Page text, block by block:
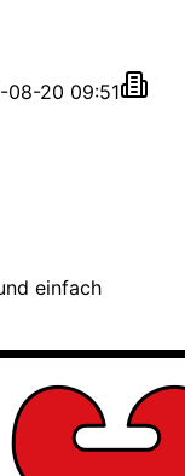
08-20 09:51
einfach